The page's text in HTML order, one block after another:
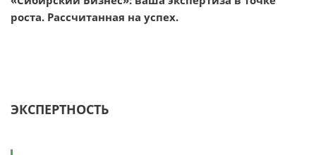
роста. Рассчитанная на успех.
ЭКСПЕРТНОСТЬ